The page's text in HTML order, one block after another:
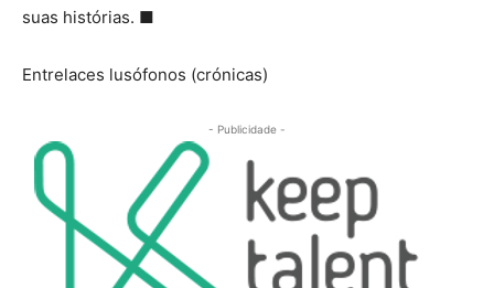
suas histórias. ■
Entrelaces lusófonos (crónicas)
- Publicidade -